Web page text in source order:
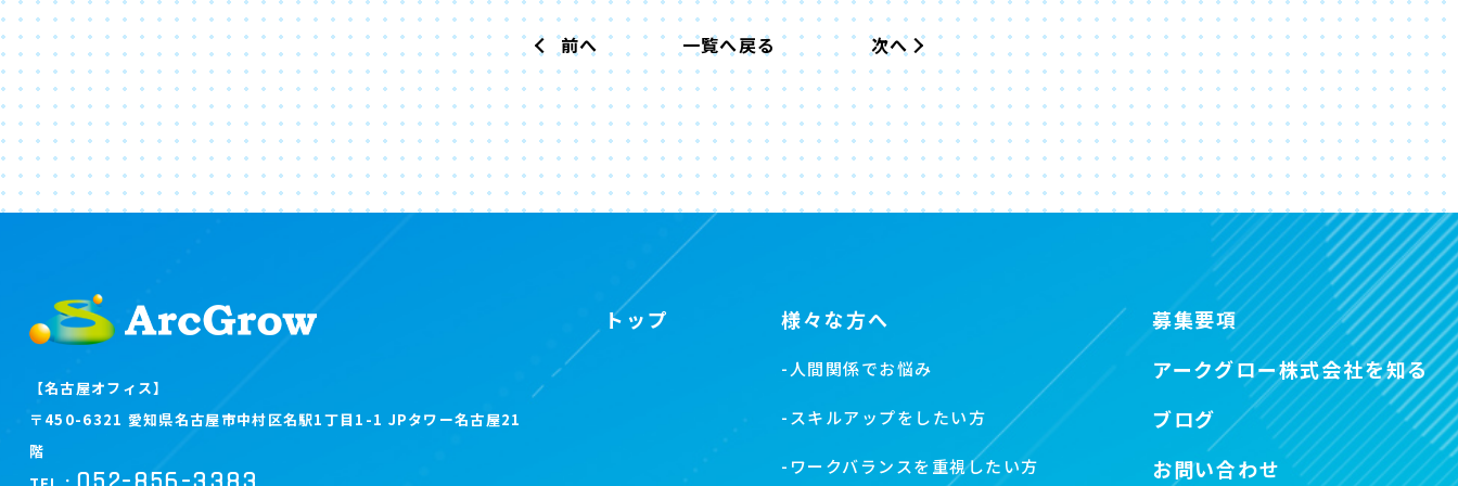
前へ 次へ
一覧へ戻る
【名古屋オフィス】
〒450-6321 愛知県名古屋市中村区名駅1丁目1-1 JPタワー名古屋21
階
トップ 様々な方へ
- 人間関係でお悩み
- スキルアップをしたい方
- ワークバランスを重視したい方
募集要項
アークグロー株式会社を知る
ブログ
お問い合わせ